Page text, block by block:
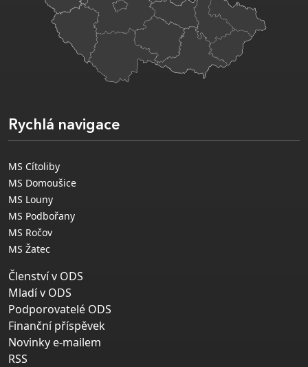
Rychlá navigace
MS Cítoliby
MS Domoušice
MS Louny
MS Podbořany
MS Ročov
MS Žatec
Členství v ODS
Mladí v ODS
Podporovatelé ODS
Finanční příspěvek
Novinky e-mailem
RSS